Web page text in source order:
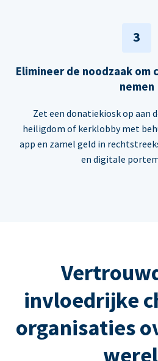
3
Elimineer de noodzaak om
nemen
Zet een donatiekiosk op aan
heiligdom of kerklobby met
app en zamel geld in
en digitale
invloedrijke
organisaties